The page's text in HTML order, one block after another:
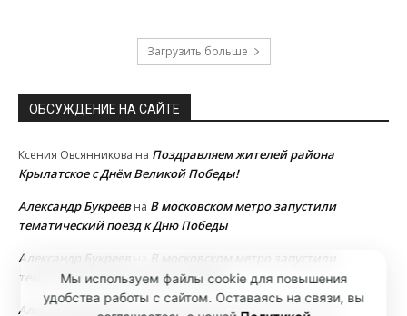
Загрузить больше
ОБСУЖДЕНИЕ НА САЙТЕ
Ксения Овсянникова на Поздравляем жителей района
Крылатское с Днём Великой Победы!
Александр Букреевна В московском метро запустили
тематический поезд к Дню Победы
Александр Букреев
В московском метро запустили
тематический поезд к Дню Победы
Александр Букреев на В московском метро запустили
Мы используем файлы cookie для повышения
удобства работы с сайтом. Оставаясь на связи, вы